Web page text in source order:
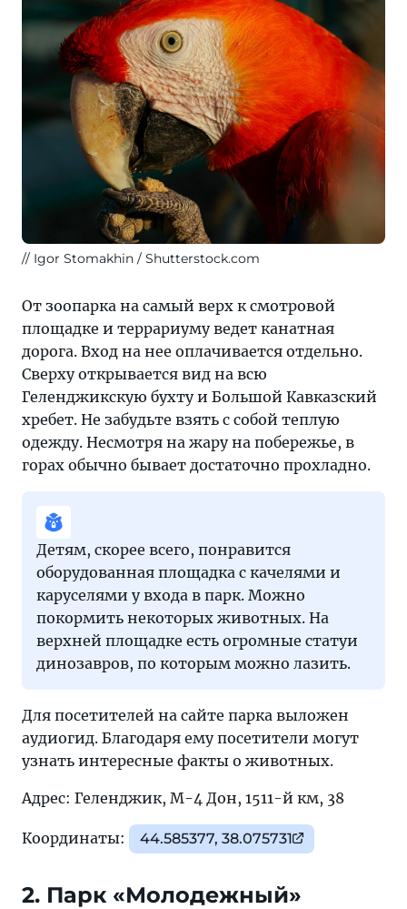
Igor Stomakhin / Shutterstock.com
От зоопарка на самый верх к смотровой
площадке и террариуму ведет канатная
дорога. Вход на нее оплачивается отдельно.
Сверху открывается вид на всю
Геленджикскую бухту и Большой Кавказский
хребет. Не забудьте взять с собой теплую
одежду. Несмотря на жару на побережье, в
горах обычно бывает достаточно прохладно.
Детям, скорее всего, понравится
оборудованная площадка с качелями и
каруселями у входа в парк. Можно
покормить некоторых животных. На
верхней площадке есть огромные статуи
динозавров, по которым можно лазить.
Для посетителей на сайте парка выложен
аудиогид. Благодаря ему посетители могут
узнать интересные факты о животных.
Адрес: Геленджик, М-4 Дон, 1511-й км, 38
Координаты: 44.585377, 38.075731
2. Парк «Молодежный»